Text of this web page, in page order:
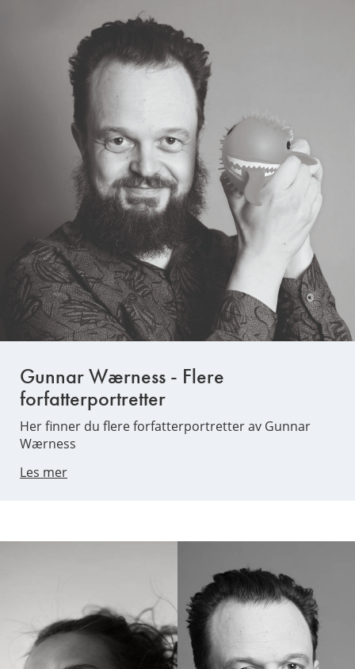
Gunnar Wærness - Flere
forfatterportretter
Her finner du flere forfatterportretter av Gunnar
Wærness
Les mer